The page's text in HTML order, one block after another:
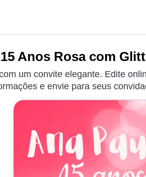
Anos Rosa com
um convite elegante. Edite
e envie para seus